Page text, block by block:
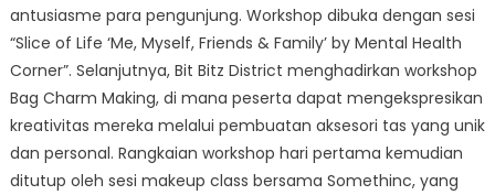
antusiasme para pengunjung. Workshop dibuka dengan sesi
“Slice of Life ‘Me, Myself, Friends & Family’ by Mental Health
Corner”. Selanjutnya, Bit Bitz District menghadirkan workshop
Bag Charm Making, di mana peserta dapat mengekspresikan
kreativitas mereka melalui pembuatan aksesori tas yang unik
dan personal. Rangkaian workshop hari pertama kemudian
ditutup oleh sesi makeup class bersama Somethinc, yang